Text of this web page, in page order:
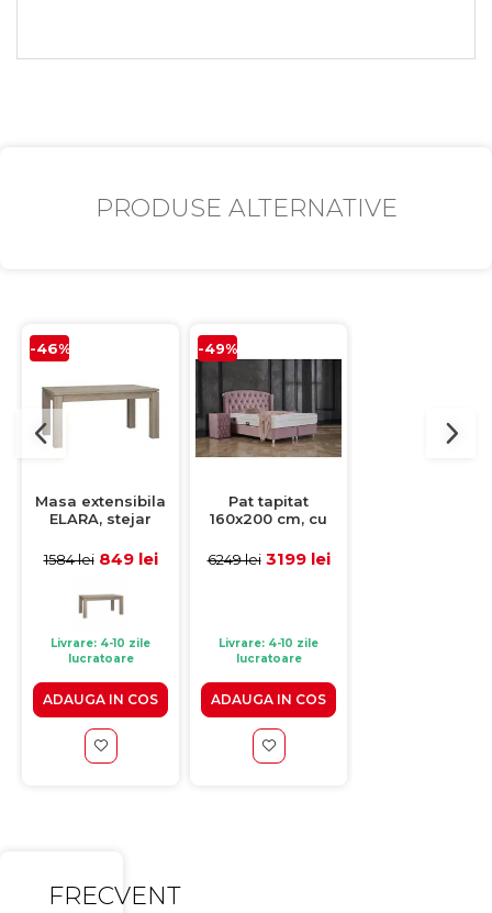
PRODUSE ALTERNATIVE
-46%
Masa extensibila
ELARA, stejar
160,4/206,4x90,4x76,1
1584 lei 849 lei
Livrare: 4-10 zile
lucratoare
ADAUGA IN COS
-49%
Pat tapitat
160x200 cm, cu
rabatabila si
6249 lei 3199 lei
Livrare: 4-10 zile
lucratoare
ADAUGA IN COS
FRECVENT